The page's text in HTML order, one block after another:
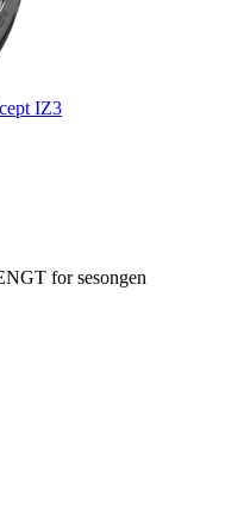
IZ3
for sesongen